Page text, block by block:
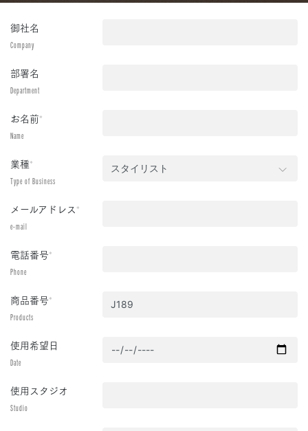
御社名
Company
部署名
Department
お名前*
Name
業種*
Type of Business
メールアドレス*
e-mail
電話番号*
Phone
商品番号*
Products
使用希望日
Date
使用スタジオ
Studio